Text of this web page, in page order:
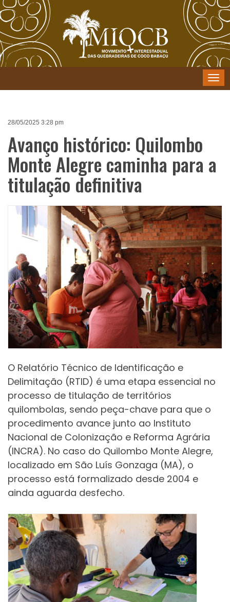
Menu
28/05/2025 3:28 pm
Avanço histórico: Quilombo
Monte Alegre caminha para a
titulação definitiva
O Relatório Técnico de Identificação e
Delimitação (RTID) é uma etapa essencial no
processo de titulação de territórios
quilombolas, sendo peça-chave para que o
procedimento avance junto ao Instituto
Nacional de Colonização e Reforma Agrária
(INCRA). No caso do Quilombo Monte Alegre,
localizado em São Luís Gonzaga (MA), o
processo está formalizado desde 2004 e
ainda aguarda desfecho.